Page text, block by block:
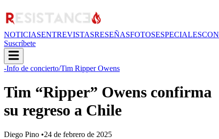
NOTICIASENTREVISTASRESEÑASFOTOSESPECIALES
Suscríbete
-Info de concierto/Tim Ripper Owens
Tim “Ripper” Owens confirma
su regreso a Chile
Diego Pino •24 de febrero de 2025